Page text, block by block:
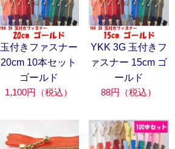
玉付きファスナー
20cm 10本セット
ゴールド
1,100円（税込）
YKK 3G 玉付きフ
ァスナー 15cm ゴ
ールド
88円（税込）